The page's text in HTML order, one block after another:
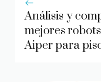
Análisis y
mejores
Aiper para